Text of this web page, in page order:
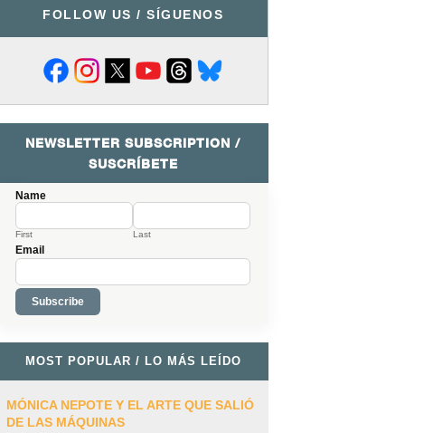
FOLLOW US / SÍGUENOS
NEWSLETTER SUBSCRIPTION /
SUSCRÍBETE
Name
First Last
Email
MOST POPULAR / LO MÁS LEÍDO
MÓNICA NEPOTE Y EL ARTE QUE SALIÓ
DE LAS MÁQUINAS